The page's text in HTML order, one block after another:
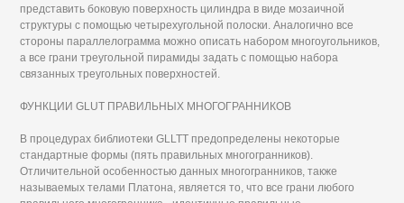
представить боковую поверхность цилиндра в виде мозаичной
структуры с помощью четырехугольной полоски. Аналогично все
стороны параллелограмма можно описать набором многоугольников,
а все грани треугольной пирамиды задать с помощью набора
связанных треугольных поверхностей.
ФУНКЦИИ GLUT ПРАВИЛЬНЫХ МНОГОГРАННИКОВ
В процедурах библиотеки GLLTT предопределены некоторые
стандартные формы (пять правильных многогранников).
Отличительной особенностью данных многогранников, также
называемых телами Платона, является то, что все грани любого